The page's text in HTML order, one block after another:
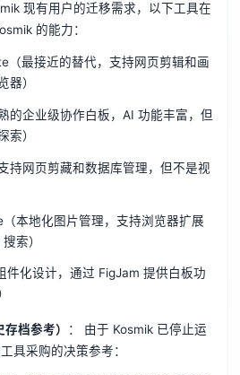
现有用户的迁移需求，以下工具在
的能力：
（最接近的替代，支持网页剪辑和画
器）
的企业级协作白板，AI 功能丰富，但
索）
持网页剪藏和数据库管理，但不是视
本地化图片管理，支持浏览器扩展
索）
件化设计，通过 FigJam 提供白板功
档参考）
： 由于 Kosmik 已停止运
具采购的决策参考：